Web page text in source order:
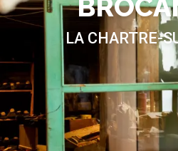
LA CHARTRE-